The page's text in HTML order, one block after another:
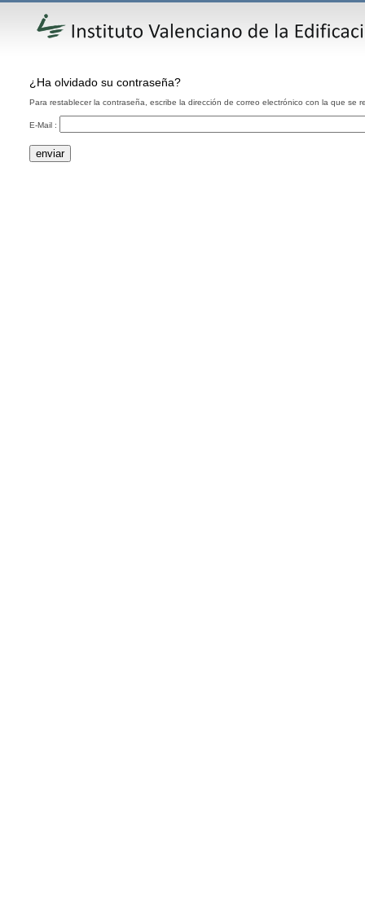
¿Ha olvidado su contraseña?
Para restablecer la contraseña, escribe la dirección de correo electrónico con la que se
E-Mail :